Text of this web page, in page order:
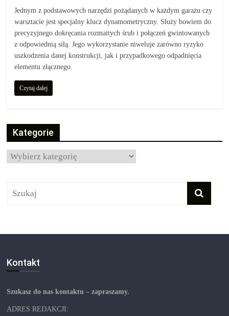
Jednym z podstawowych narzędzi pożądanych w każdym garażu czy
warsztacie jest specjalny klucz dynamometryczny. Służy bowiem do
precyzyjnego dokręcania rozmaitych śrub i połączeń gwintowanych
z odpowiednią siłą. Jego wykorzystanie niweluje zarówno ryzyko
uszkodzenia danej konstrukcji, jak i przypadkowego odpadnięcia
elementu złącznego.
Czytaj dalej
Kategorie
Kategorie
Kontakt
Szukasz do nas kontaktu – zapraszamy.
ADRES REDAKCJI: